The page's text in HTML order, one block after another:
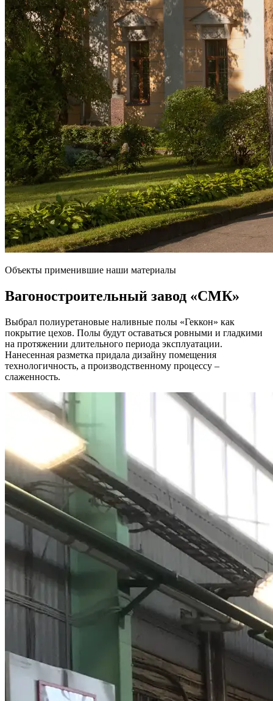
Объекты применившие наши материалы
Вагоностроительный завод «СМК»
Выбрал полиуретановые наливные полы «Геккон» как
покрытие цехов. Полы будут оставаться ровными и гладкими
на протяжении длительного периода эксплуатации.
Нанесенная разметка придала дизайну помещения
технологичность, а производственному процессу –
слаженность.